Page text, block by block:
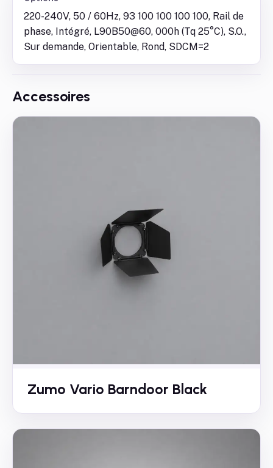
220-240V, 50 / 60Hz, 93 100 100 100 100, Rail de
phase, Intégré, L90B50@60, 000h (Tq 25°C), S.O.,
Sur demande, Orientable, Rond, SDCM=2
Accessoires
Zumo Vario Barndoor Black